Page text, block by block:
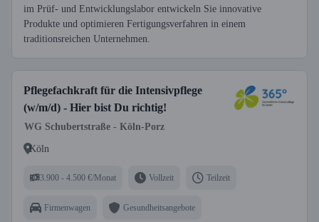
im Prüf- und Entwicklungslabor entwickeln Sie innovative
Produkte und optimieren Fertigungsverfahren in einem
traditionsreichen Unternehmen.
Pflegefachkraft für die Intensivpflege
(w/m/d) - Hier bist Du richtig!
WG Schubertstraße - Köln-Porz
Köln
3.900 - 4.500 €/Monat Vollzeit Teilzeit
Firmenwagen Gesundheitsangebote